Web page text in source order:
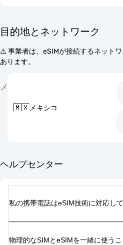
目的地とネットワーク
⚠️ 事業者は、eSIMが接続するネット
あります。
メ
🇲🇽メキシコ
ヘルプセンター
私の携帯電話はeSIM技術に対応し
物理的なSIMとeSIMを一緒に使う